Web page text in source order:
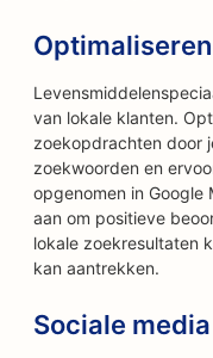
van lokale klanten.
zoekopdrachten door
zoekwoorden en
opgenomen in Google
aan om positieve
lokale zoekresultaten
kan aantrekken.
Sociale